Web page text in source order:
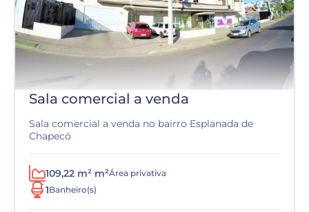
Sala comercial a venda
Sala comercial a venda no bairro Esplanada de
Chapecó
109,22 m² m²Área privativa
1Banheiro(s)